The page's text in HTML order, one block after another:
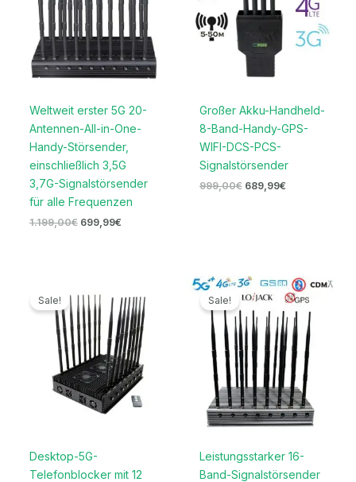
Weltweit erster 5G 20-
Antennen-All-in-One-
Handy-Störsender,
einschließlich 3,5G
3,7G-Signalstörsender
für alle Frequenzen
1.199,00€ 699,99€
Großer Akku-Handheld-
8-Band-Handy-GPS-
WIFI-DCS-PCS-
Signalstörsender
999,00€ 689,99€
Sale!
Desktop-5G-
Telefonblocker mit 12
Preis
war:
1.699,00€
ist:
1.169,99€.
Sale!
Leistungsstarker 16-
Band-Signalstörsender
Ursprünglicher
Preis
2.099,00€
Aktueller
Preis
ist: